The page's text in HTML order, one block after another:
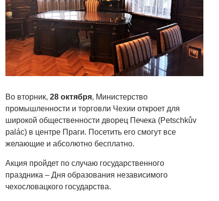
Во вторник,28 октября, Министерство
промышленности и торговли Чехии откроет для
широкой общественности дворец Печека (Petschkův
palác) в центре Праги. Посетить его смогут все
желающие и абсолютно бесплатно.
Акция пройдет по случаю государственного
праздника – Дня образования независимого
чехословацкого государства.